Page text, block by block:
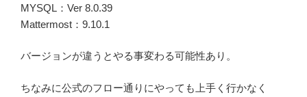
MYSQL：Ver 8.0.39
Mattermost：9.10.1
バージョンが違うとやる事変わる可能性あり。
ちなみに公式のフロー通りにやっても上手く行かなく